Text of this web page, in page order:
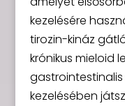
kezelésére
tirozin-kináz
krónikus mieloid
kezelésében